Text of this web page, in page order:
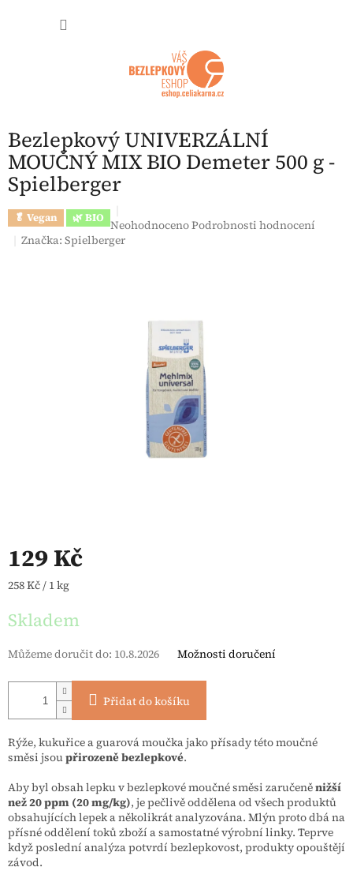
Bezlepkový UNIVERZÁLNÍ
MOUČNÝ MIX BIO Demeter 500 g -
Spielberger
🥬 Vegan 🌿 BIO Průměrné hodnocení produktu je 0,0 z 5
NeohodnocenoPodrobnosti hodnocení
Značka:Spielberger
129 Kč
Měrná cena:
258 Kč / 1 kg
Skladem
Můžeme doručit do: 10.8.2026 Možnosti doručení
Přidat do košíku
Rýže, kukuřice a guarová moučka jako přísady této moučné
směsi jsoupřirozeně bezlepkové.
Aby byl obsah lepku v bezlepkové moučné směsi zaručeněnižší
než 20 ppm (20 mg/kg), je pečlivě oddělena od všech produktů
obsahujících lepek a několikrát analyzována. Mlýn proto dbá na
přísné oddělení toků zboží a samostatné výrobní linky. Teprve
když poslední analýza potvrdí bezlepkovost, produkty opouštějí
závod.